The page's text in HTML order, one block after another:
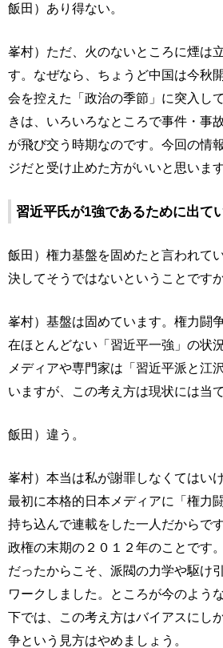
飯田）あり得ない。
峯村）ただ、火のないところに煙は
す。なぜなら、ちょうど中国は今秋
会を控えた「政治の季節」に突入し
きは、いろいろなところで事件・事
が飛び交う時期なのです。今回の情
ジだと受け止めた方がいいと思います
習近平氏が1強であるために出て
飯田）権力基盤を固めたと言われて
決してそうではないということです
峯村）基盤は固めています。権力闘
在ほとんどない「習近平一強」の状
メディアや専門家は「習近平派と江
いますが、この考え方は現状には当
飯田）違う。
峯村）本当は私が謝罪しなくてはい
最初に本格的日本メディアに「権力
持ち込んで連載をした一人だからで
政権の末期の２０１２年のことです
だったからこそ、派閥の力学や駆け
ワークしました。ところが今のよう
下では、この考え方はバイアスにし
争という見方はやめましょう。